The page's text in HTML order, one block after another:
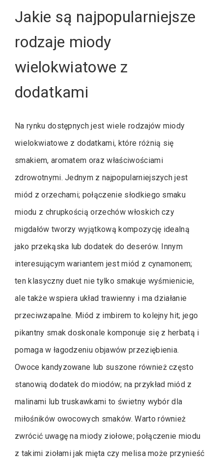
Jakie są najpopularniejsze
rodzaje miody
wielokwiatowe z
dodatkami
Na rynku dostępnych jest wiele rodzajów miody
wielokwiatowe z dodatkami, które różnią się
smakiem, aromatem oraz właściwościami
zdrowotnymi. Jednym z najpopularniejszych jest
miód z orzechami; połączenie słodkiego smaku
miodu z chrupkością orzechów włoskich czy
migdałów tworzy wyjątkową kompozycję idealną
jako przekąska lub dodatek do deserów. Innym
interesującym wariantem jest miód z cynamonem;
ten klasyczny duet nie tylko smakuje wyśmienicie,
ale także wspiera układ trawienny i ma działanie
przeciwzapalne. Miód z imbirem to kolejny hit; jego
pikantny smak doskonale komponuje się z herbatą i
pomaga w łagodzeniu objawów przeziębienia.
Owoce kandyzowane lub suszone również często
stanowią dodatek do miodów; na przykład miód z
malinami lub truskawkami to świetny wybór dla
miłośników owocowych smaków. Warto również
zwrócić uwagę na miody ziołowe; połączenie miodu
z takimi ziołami jak mięta czy melisa może przynieść